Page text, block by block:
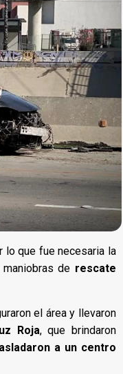
lo que fue necesaria la
de rescate
el área y llevaron
Roja, que brindaron
a un centro